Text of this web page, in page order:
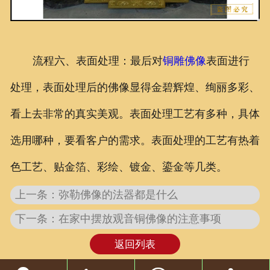
流程六、表面处理：最后对铜雕佛像表面进行
处理，表面处理后的佛像显得金碧辉煌、绚丽多彩、
看上去非常的真实美观。表面处理工艺有多种，具体
选用哪种，要看客户的需求。表面处理的工艺有热着
色工艺、贴金箔、彩绘、镀金、鎏金等几类。
上一条：弥勒佛像的法器都是什么
下一条：在家中摆放观音铜佛像的注意事项
返回列表